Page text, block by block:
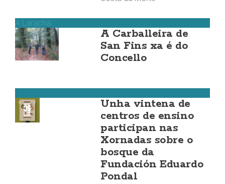
A Laracha
A Carballeira de
San Fins xa é do
Concello
Unha vintena de
centros de ensino
participan nas
Xornadas sobre o
bosque da
Fundación Eduardo
Pondal